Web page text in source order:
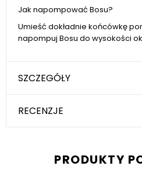
Jak napompować Bosu?
Umieść dokładnie końcówkę
napompuj Bosu do wysokości
SZCZEGÓŁY
RECENZJE
PRODUKTY